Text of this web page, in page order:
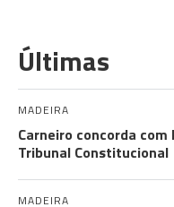
Últimas
MADEIRA
Carneiro concorda
Tribunal Constitucional
MADEIRA